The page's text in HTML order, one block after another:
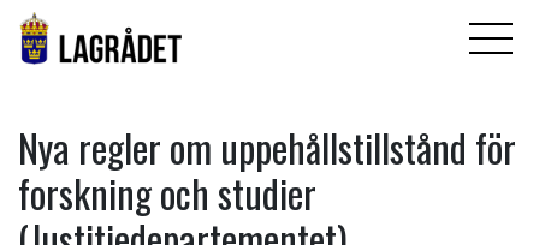
Nya regler om uppehållstillstånd för
forskning och studier